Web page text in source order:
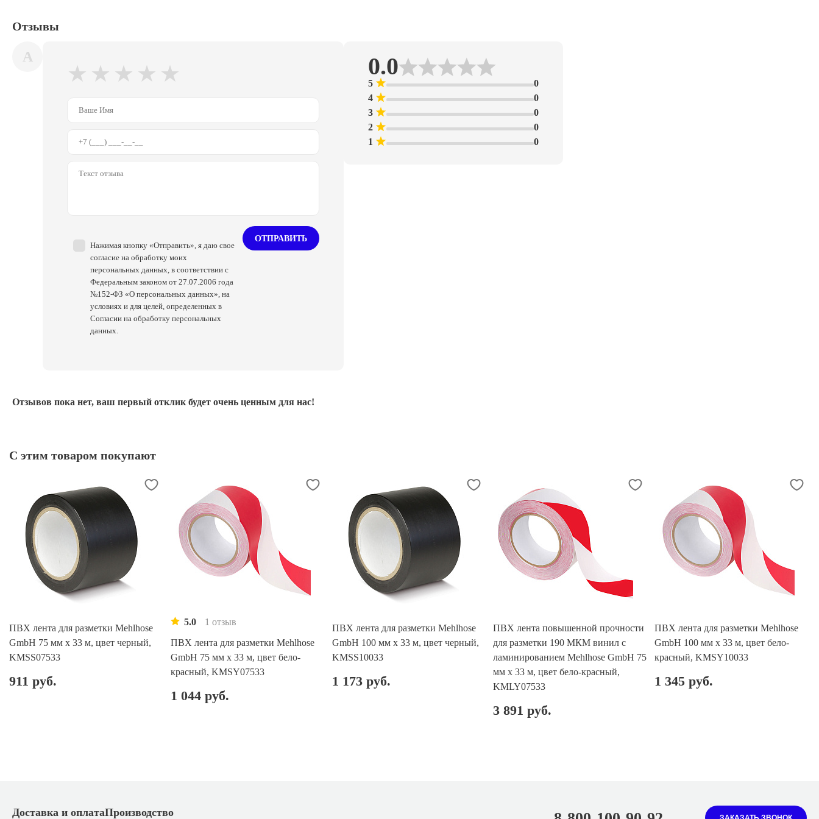
Отзывы
0.0
5
0
4
0
3
0
2
0
1
0
A
★ ★ ★ ★ ★
Нажимая кнопку «Отправить», я даю свое
согласие на обработку моих
персональных данных, в соответствии с
Федеральным законом от 27.07.2006 года
№152-ФЗ «О персональных данных», на
условиях и для целей, определенных в
Согласии на обработку персональных
данных.
ОТПРАВИТЬ
Отзывов пока нет, ваш первый отклик будет очень ценным для нас!
С этим товаром покупают
ПВХ лента для разметки Mehlhose
GmbH 75 мм х 33 м, цвет черный,
KMSS07533
911 руб.
5.0
1 отзыв
ПВХ лента для разметки Mehlhose
GmbH 75 мм х 33 м, цвет бело-
красный, KMSY07533
1 044 руб.
ПВХ лента для разметки Mehlhose
GmbH 100 мм х 33 м, цвет черный,
KMSS10033
1 173 руб.
ПВХ лента повышенной прочности
для разметки 190 МКМ винил с
ламинированием Mehlhose GmbH 75
мм х 33 м, цвет бело-красный,
KMLY07533
3 891 руб.
ПВХ лента для разметки Mehlhose
GmbH 100 мм х 33 м, цвет бело-
красный, KMSY10033
1 345 руб.
Доставка и оплатаПроизводство